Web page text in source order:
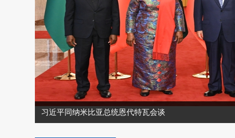
习近平同纳米比亚总统恩代特瓦会谈